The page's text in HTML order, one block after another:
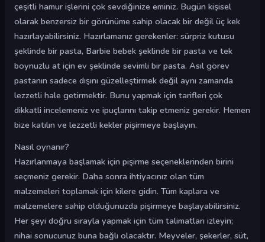
çeşitli hamur işlerini çok sevdiğinize eminiz. Bugün kişisel
olarak benzersiz bir görünüme sahip olacak bir değil üç kek
hazırlayabilirsiniz. Hazırlamanız gerekenler: sürpriz kutusu
şeklinde bir pasta, Barbie bebek şeklinde bir pasta ve tek
boynuzlu at için ev şeklinde sevimli bir pasta. Asıl görev
pastanın sadece dışını güzelleştirmek değil aynı zamanda
lezzetli hale getirmektir. Bunu yapmak için tarifleri çok
dikkatli incelemeniz ve ipuçlarını takip etmeniz gerekir. Hemen
bize katılın ve lezzetli kekler pişirmeye başlayın.
Nasıl oynanır?
Hazırlanmaya başlamak için pişirme seçeneklerinden birini
seçmeniz gerekir. Daha sonra ihtiyacınız olan tüm
malzemeleri toplamak için kilere gidin. Tüm kaplara ve
malzemelere sahip olduğunuzda pişirmeye başlayabilirsiniz.
Her şeyi doğru sırayla yapmak için tüm talimatları izleyin;
nihai sonucunuz buna bağlı olacaktır. Meyveler, şekerler, süt,